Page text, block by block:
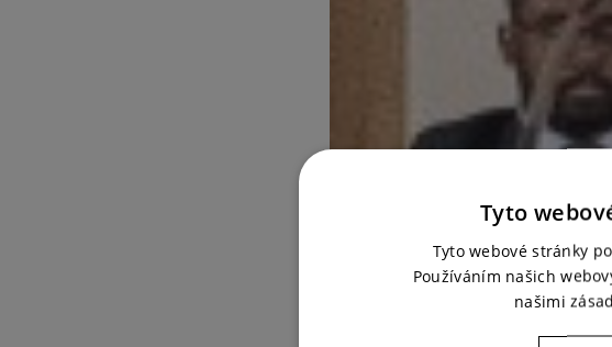
Tyto
Tyto webové stránky
Používáním našich
našimi